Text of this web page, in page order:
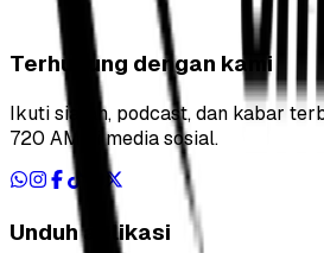
Terhubung dengan kami
Ikuti siaran, podcast, dan kabar
720 AM di media sosial.
Unduh aplikasi